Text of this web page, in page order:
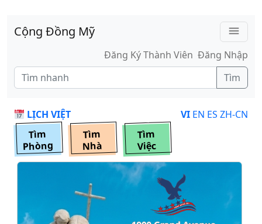
Cộng Đồng Mỹ
menu
Đăng Ký Thành Viên Đăng Nhập
Tìm
LỊCH VIỆT VI EN ES ZH-CN
Tìm
Phòng
Tìm
Nhà
Tìm
Việc